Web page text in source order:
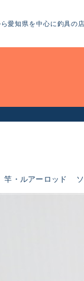
愛知県を中心に釣具の
竿・ルアーロッド